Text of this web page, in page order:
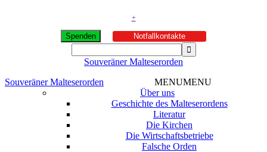
+
Spenden Notfallkontakte
Souveräner Malteserorden
Souveräner Malteserorden
MENUMENU
Über uns
Geschichte des Malteserordens
Literatur
Die Kirchen
Die Wirtschaftsbetriebe
Falsche Orden